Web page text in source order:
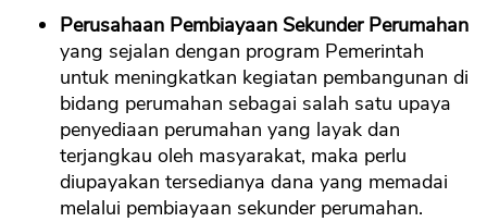
Perusahaan Pembiayaan Sekunder Perumahan
yang sejalan dengan program Pemerintah
untuk meningkatkan kegiatan pembangunan di
bidang perumahan sebagai salah satu upaya
penyediaan perumahan yang layak dan
terjangkau oleh masyarakat, maka perlu
diupayakan tersedianya dana yang memadai
melalui pembiayaan sekunder perumahan.